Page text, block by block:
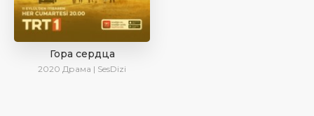
Гора сердца
2020 Драма | SesDizi